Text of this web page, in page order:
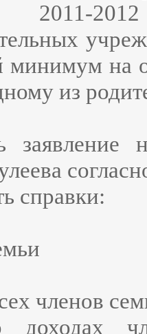
2011-
на
из
заявление
справки:
членов
доходах